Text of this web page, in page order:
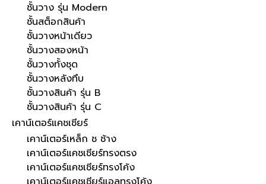
ชั้นวาง รุ่น Modern
ชั้นสต็อกสินค้า
ชั้นวางหน้าเดียว
ชั้นวางสองหน้า
ชั้นวางทั้งชุด
ชั้นวางหลังทึบ
ชั้นวางสินค้า รุ่น B
ชั้นวางสินค้า รุ่น C
เคาน์เตอร์แคชเชียร์
เคาน์เตอร์เหล็ก ช ช้าง
เคาน์เตอร์แคชเชียร์ทรงตรง
เคาน์เตอร์แคชเชียร์ทรงโค้ง